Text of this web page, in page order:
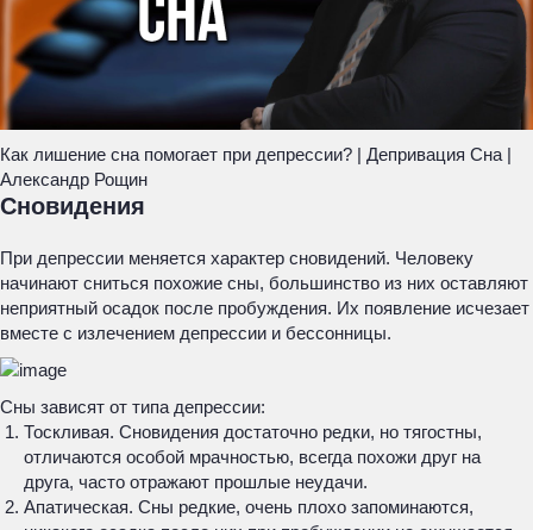
Как лишение сна помогает при депрессии? | Депривация Сна |
Александр Рощин
Сновидения
При депрессии меняется характер сновидений. Человеку
начинают сниться похожие сны, большинство из них оставляют
неприятный осадок после пробуждения. Их появление исчезает
вместе с излечением депрессии и бессонницы.
Сны зависят от типа депрессии:
Тоскливая. Сновидения достаточно редки, но тягостны,
отличаются особой мрачностью, всегда похожи друг на
друга, часто отражают прошлые неудачи.
Апатическая. Сны редкие, очень плохо запоминаются,